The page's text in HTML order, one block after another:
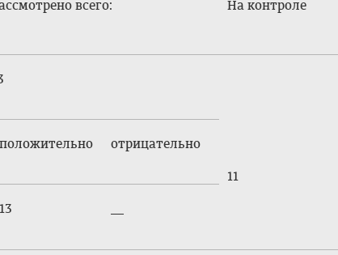
всего: На контроле
11
положительно отрицательно
13